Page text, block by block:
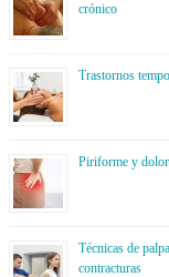
crónico
Trastornos
Piriforme y
Técnicas de
contracturas